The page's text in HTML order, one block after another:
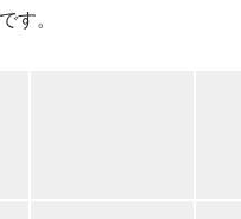
す。
い人材と企業が出会って